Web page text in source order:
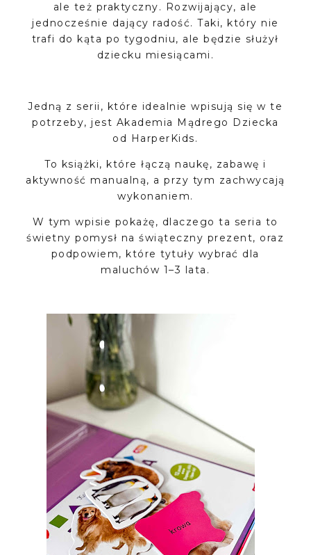
ale też praktyczny. Rozwijający, ale
jednocześnie dający radość. Taki, który nie
trafi do kąta po tygodniu, ale będzie służył
dziecku miesiącami.
Jedną z serii, które idealnie wpisują się w te
potrzeby, jest Akademia Mądrego Dziecka
od HarperKids.
To książki, które łączą naukę, zabawę i
aktywność manualną, a przy tym zachwycają
wykonaniem.
W tym wpisie pokażę, dlaczego ta seria to
świetny pomysł na świąteczny prezent, oraz
podpowiem, które tytuły wybrać dla
maluchów 1–3 lata.